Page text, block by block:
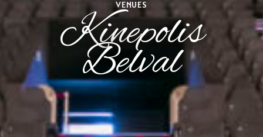
VENUES
Kinepolis
Belval